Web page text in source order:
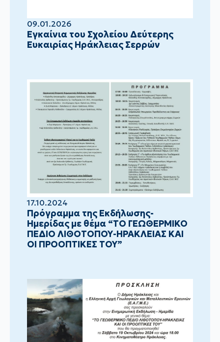
09.01.2026
Eγκαίνια του Σχολείου Δεύτερης
Ευκαιρίας Ηράκλειας Σερρών
17.10.2024
Πρόγραμμα της Εκδήλωσης-
Ημερίδας με θέμα “ΤΟ ΓΕΩΘΕΡΜΙΚΟ
ΠΕΔΙΟ ΛΙΘΟΤΟΠΟΥ-ΗΡΑΚΛΕΙΑΣ ΚΑΙ
ΟΙ ΠΡΟΟΠΤΙΚΕΣ ΤΟΥ”